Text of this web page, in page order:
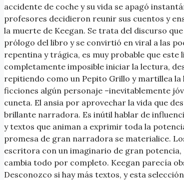
accidente de coche y su vida se apagó
profesores decidieron reunir sus cuentos y
la muerte de Keegan. Se trata del discurso
prólogo del libro y se convirtió en viral a las
repentina y trágica, es muy probable que este
completamente imposible iniciar la lectura,
repitiendo como un Pepito Grillo y martillea la
ficciones algún personaje –inevitablemente
cuneta. El ansia por aprovechar la vida que
brillante narradora. Es inútil hablar de
y textos que animan a exprimir toda la
promesa de gran narradora se materialice.
escritora con un imaginario de gran potencia,
cambia todo por completo. Keegan parecía
Desconozco si hay más textos, y esta